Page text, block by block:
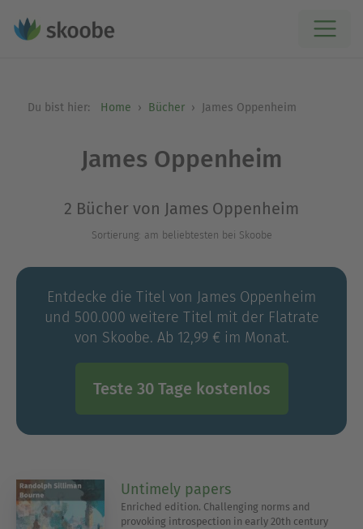
Du bist hier: Home Bücher James Oppenheim
James Oppenheim
2 Bücher von James Oppenheim
Sortierung: am beliebtesten bei Skoobe
Entdecke die Titel von James Oppenheim
und 500.000 weitere Titel mit der Flatrate
von Skoobe. Ab 12,99 € im Monat.
Teste 30 Tage kostenlos
Untimely papers
Enriched edition. Challenging norms and
provoking introspection in early 20th century